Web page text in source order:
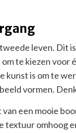
leven. Dit
te kiezen voor
is om te
vormen.
een mooie
textuur omhoog